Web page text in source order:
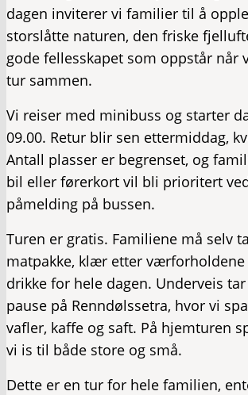
dagen inviterer vi familier til å
storslåtte naturen, den friske
gode fellesskapet som oppstår når
tur sammen.
Vi reiser med minibuss og starter
09.00. Retur blir sen ettermiddag,
Antall plasser er begrenset, og
bil eller førerkort vil bli prioritert
påmelding på bussen.
Turen er gratis. Familiene må selv
matpakke, klær etter værforholdene
drikke for hele dagen. Underveis
pause på Renndølssetra, hvor vi
vafler, kaffe og saft. På hjemturen
vi is til både store og små.
Dette er en tur for hele familien,